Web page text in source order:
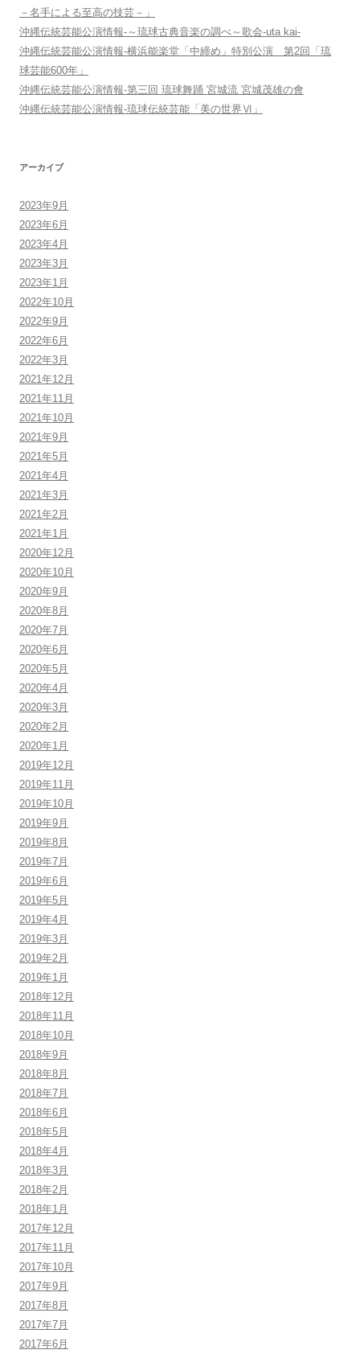
－名手による至高の技芸－」
沖縄伝統芸能公演情報-～琉球古典音楽の調べ～歌会-uta kai-
沖縄伝統芸能公演情報-横浜能楽堂「中締め」特別公演 第2回「琉
球芸能600年」
沖縄伝統芸能公演情報-第三回 琉球舞踊 宮城流 宮城茂雄の會
沖縄伝統芸能公演情報-琉球伝統芸能「美の世界Ⅵ」
アーカイブ
2023年9月
2023年6月
2023年4月
2023年3月
2023年1月
2022年10月
2022年9月
2022年6月
2022年3月
2021年12月
2021年11月
2021年10月
2021年9月
2021年5月
2021年4月
2021年3月
2021年2月
2021年1月
2020年12月
2020年10月
2020年9月
2020年8月
2020年7月
2020年6月
2020年5月
2020年4月
2020年3月
2020年2月
2020年1月
2019年12月
2019年11月
2019年10月
2019年9月
2019年8月
2019年7月
2019年6月
2019年5月
2019年4月
2019年3月
2019年2月
2019年1月
2018年12月
2018年11月
2018年10月
2018年9月
2018年8月
2018年7月
2018年6月
2018年5月
2018年4月
2018年3月
2018年2月
2018年1月
2017年12月
2017年11月
2017年10月
2017年9月
2017年8月
2017年7月
2017年6月